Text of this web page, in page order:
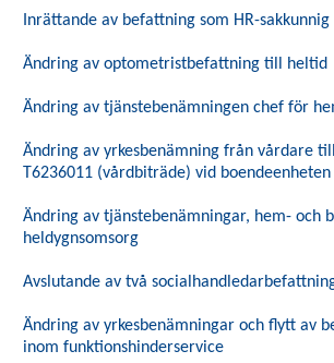
Inrättande av befattning som HR-sakkunnig
Ändring av optometristbefattning till heltid
Ändring av tjänstebenämningen chef för
Ändring av yrkesbenämning från vårdare
T6236011 (vårdbiträde) vid boendeenheten
Ändring av tjänstebenämningar, hem- och
heldygnsomsorg
Avslutande av två
Ändring av yrkesbenämningar och flytt av
inom funktionshinderservice